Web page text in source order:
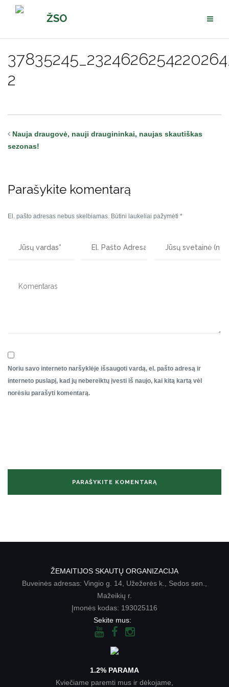
Pereiti
ŽSO
2
Nauja draugovė, nauji draugininkai, naujas skautiškas
sezonas!
Parašykite komentarą
El. pašto adresas nebus skelbiamas. Būtini laukeliai pažymėti *
Noriu savo interneto naršyklėje išsaugoti vardą, el. pašto adresą ir
interneto puslapį, kad jų nebereiktų įvesti iš naujo, kai kitą kartą vėl
norėsiu parašyti komentarą.
ŽEMAITIJOS SKAUTŲ ORGANIZACIJA
Buveinės adresas: Vingio g. 14, Užežerės k., Sedos sen.,
Mažeikių r.
Įmonės kodas: 193025116
Sekite mus:
1.2% PARAMA
Kviečiame paremti mus ir dėkojame,